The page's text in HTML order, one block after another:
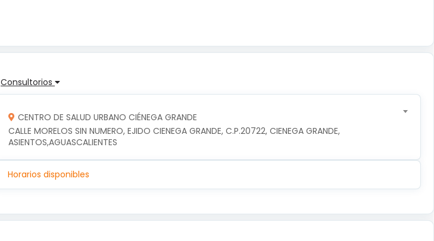
Consultorios
CENTRO DE SALUD URBANO CIÉNEGA GRANDE
CALLE MORELOS SIN NUMERO, EJIDO CIENEGA GRANDE, C.P.20722, CIENEGA GRANDE,
ASIENTOS,AGUASCALIENTES
Horarios disponibles